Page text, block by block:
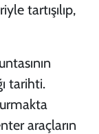
tartışılıp,
tarihti.
araçların